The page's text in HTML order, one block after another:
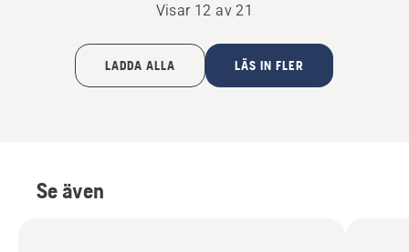
5
Visar 12 av 21
LADDA ALLA LÄS IN FLER
Se även